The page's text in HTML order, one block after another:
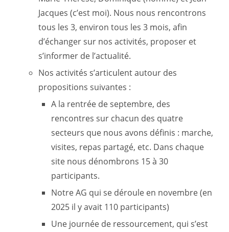
Jacques (c’est moi). Nous nous rencontrons
tous les 3, environ tous les 3 mois, afin
d’échanger sur nos activités, proposer et
s’informer de l’actualité.
Nos activités s’articulent autour des
propositions suivantes :
A la rentrée de septembre, des
rencontres sur chacun des quatre
secteurs que nous avons définis : marche,
visites, repas partagé, etc. Dans chaque
site nous dénombrons 15 à 30
participants.
Notre AG qui se déroule en novembre (en
2025 il y avait 110 participants)
Une journée de ressourcement, qui s’est